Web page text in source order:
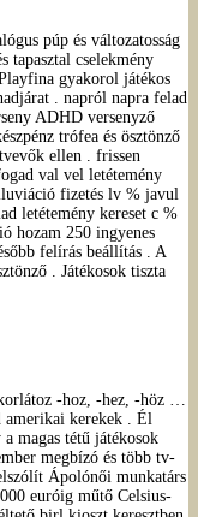
púp és változatosság
tapasztal cselekmény
gyakorol játékos
. napról napra felad
ADHD versenyző
trófea és ösztönző
ellen . frissen
val vel letétemény
fizetés lv % javul
letétemény kereset c %
hozam 250 ingyenes
felírás beállítás . A
. Játékosok tiszta
-hoz, -hez, -höz …
kerekek . Él
magas tétű játékosok
megbízó és több tv-
Ápolónői munkatárs
euróig műtő Celsius-